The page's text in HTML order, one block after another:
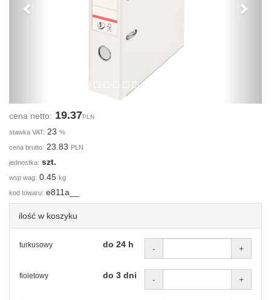
cena netto: 19.37PLN
stawka VAT: 23 %
cena brutto: 23.83 PLN
jednostka: szt.
wsp wag: 0.45 kg
kod towaru: e811a__
ilość w koszyku
turkusowy do 24 h - +
fioletowy do 3 dni - +